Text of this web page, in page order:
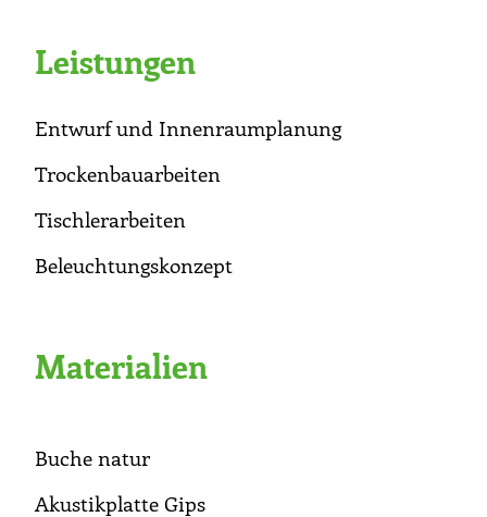
Leistungen
Entwurf und Innenraumplanung
Trockenbauarbeiten
Tischlerarbeiten
Beleuchtungskonzept
Materialien
Buche natur
Akustikplatte Gips